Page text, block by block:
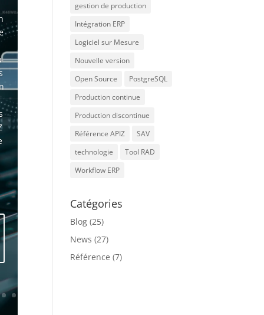
gestion de production
Intégration ERP
Logiciel sur Mesure
Nouvelle version
Open Source
PostgreSQL
Production continue
Production discontinue
Référence APIZ
SAV
technologie
Tool RAD
Workflow ERP
Catégories
Blog (25)
News (27)
Référence (7)